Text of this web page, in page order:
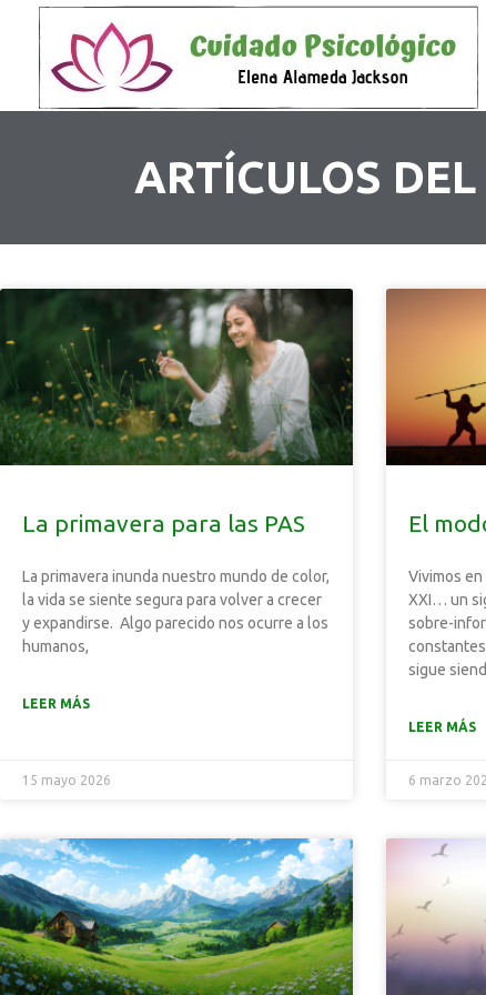
ARTÍCULOS DEL
La primavera para las PAS
La primavera inunda nuestro mundo de color,
la vida se siente segura para volver a crecer
y expandirse. Algo parecido nos ocurre a los
humanos,
LEER MÁS
15 mayo 2026
El
Vivimos
XXI… un
sobre-
sigue
LEER MÁS
6 marzo